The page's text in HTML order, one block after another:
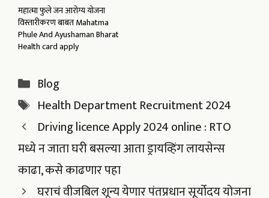
महात्मा फुले जन आरोग्य योजना
विस्तारीकरण बाबत Mahatma
Phule And Ayushaman Bharat
Health card apply
Categories
Blog
Tags
Health Department Recruitment 2024
Driving licence Apply 2024 online : RTO
मध्ये न जाता घरी बसल्या आता ड्रायव्हिंग लायसेन्स
काढा, कसे काढणार पहा
घराचं वीजबिल शून्य येणार पंतप्रधान सूर्योदय योजना